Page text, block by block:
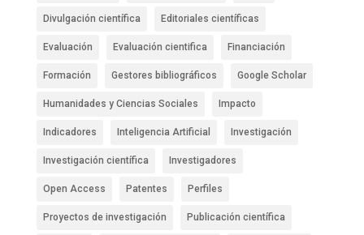
Divulgación científica Editoriales científicas
Evaluación Evaluación cientifica Financiación
Formación Gestores bibliográficos Google Scholar
Humanidades y Ciencias Sociales Impacto
Indicadores Inteligencia Artificial Investigación
Investigación científica Investigadores
Open Access Patentes Perfiles
Proyectos de investigación Publicación científica